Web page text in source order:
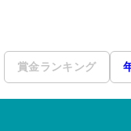
賞金ランキング